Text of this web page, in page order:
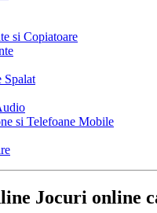
si Copiatoare
Spalat
si Telefoane Mobile
Jocuri online